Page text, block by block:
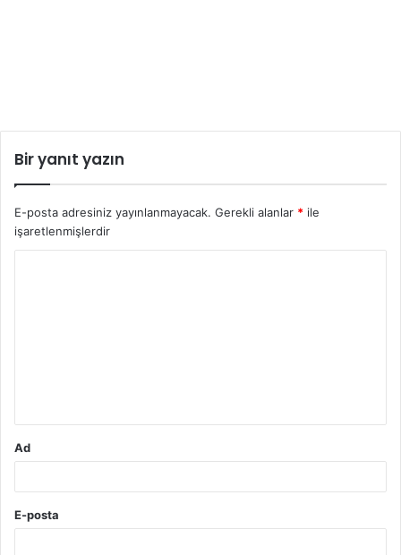
Bir yanıt yazın
E-posta adresiniz yayınlanmayacak. Gerekli alanlar * ile
işaretlenmişlerdir
Ad
E-posta